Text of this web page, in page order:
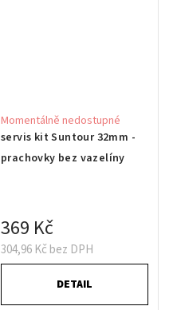
servis kit Suntour 32mm -
prachovky bez vazelíny
Momentálně nedostupné
304,96 Kč bez DPH
369 Kč
DETAIL